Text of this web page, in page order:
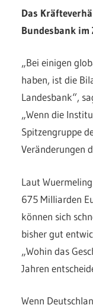
Das
Bundesbank im
„Bei einigen
haben, ist die
Landesbank“,
„Wenn die
Spitzengruppe
Veränderungen
Laut
675 Milliarden
können sich
bisher gut
„Wohin das
Jahren
Wenn